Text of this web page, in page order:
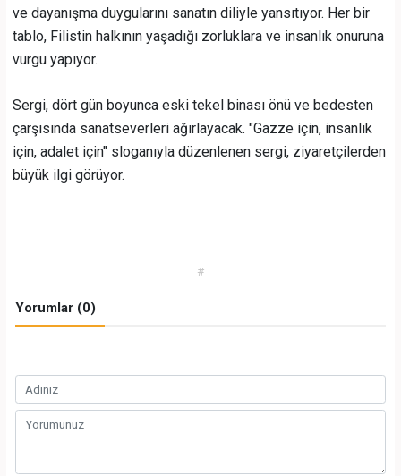
ve dayanışma duygularını sanatın diliyle yansıtıyor. Her bir
tablo, Filistin halkının yaşadığı zorluklara ve insanlık onuruna
vurgu yapıyor.
Sergi, dört gün boyunca eski tekel binası önü ve bedesten
çarşısında sanatseverleri ağırlayacak. "Gazze için, insanlık
için, adalet için" sloganıyla düzenlenen sergi, ziyaretçilerden
büyük ilgi görüyor.
#
Yorumlar (0)